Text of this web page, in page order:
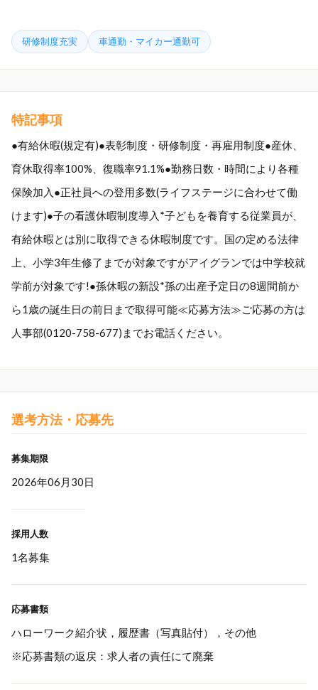
研修制度充実 車通勤・マイカー通勤可
特記事項
●有給休暇(規定有)●表彰制度・研修制度・再雇用制度●産休、
育休取得率100%、復職率91.1%●勤務日数・時間により各種
保険加入●正社員への登用多数(ライフステージに合わせて働
けます)●子の看護休暇制度導入*子どもを養育する従業員が、
有給休暇とは別に取得できる休暇制度です。国の定める法律
上、小学3年生修了までが対象ですがアイグランでは中学校就
学前が対象です!●孫休暇の新設*孫の出産予定日の8週間前か
ら1歳の誕生日の前日まで取得可能≪応募方法≫ご応募の方は
人事部(0120-758-677)までお電話ください。
選考方法・応募先
募集期限
2026年06月30日
採用人数
1名募集
応募書類
ハローワーク紹介状，履歴書（写真貼付），その他
※応募書類の返戻：求人者の責任にて廃棄